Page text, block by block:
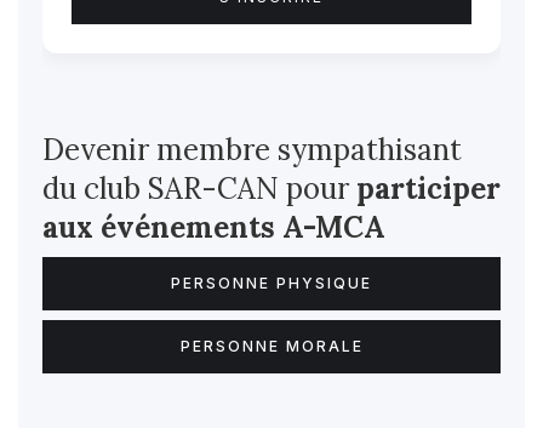
Devenir membre sympathisant
du club SAR-CAN pour participer
aux événements A-MCA
PERSONNE PHYSIQUE
PERSONNE MORALE